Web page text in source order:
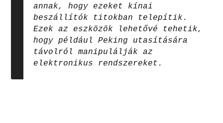
annak, hogy ezeket kínai
beszállítók titokban telepítik.
Ezek az eszközök lehetővé tehetik,
hogy például Peking utasítására
távolról manipulálják az
elektronikus rendszereket.